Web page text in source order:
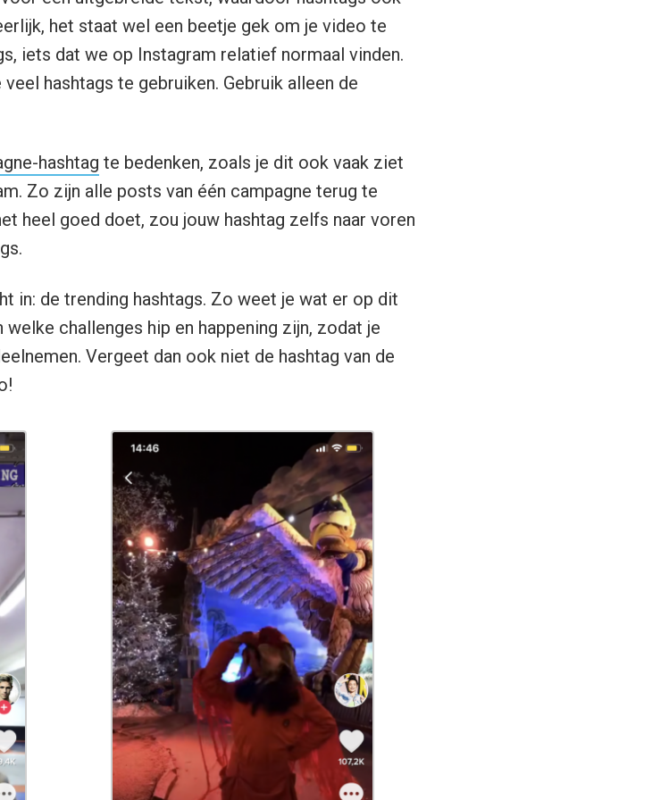
een uitgebreide tekst, waardoor hashtags ook
het staat wel een beetje gek om je video te
iets dat we op Instagram relatief normaal vinden.
hashtags te gebruiken. Gebruik alleen de
hashtagte bedenken, zoals je dit ook vaak ziet
Zo zijn alle posts van één campagne terug te
heel goed doet, zou jouw hashtag zelfs naar voren
in: de trending hashtags. Zo weet je wat er op dit
challenges hip en happening zijn, zodat je
Vergeet dan ook niet de hashtag van de